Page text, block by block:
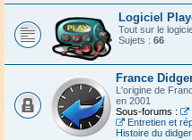
Logiciel
Tout sur le
Sujets : 66
France
L'origine de
en 2001
Sous-forums :
Entretien et
Histoire du